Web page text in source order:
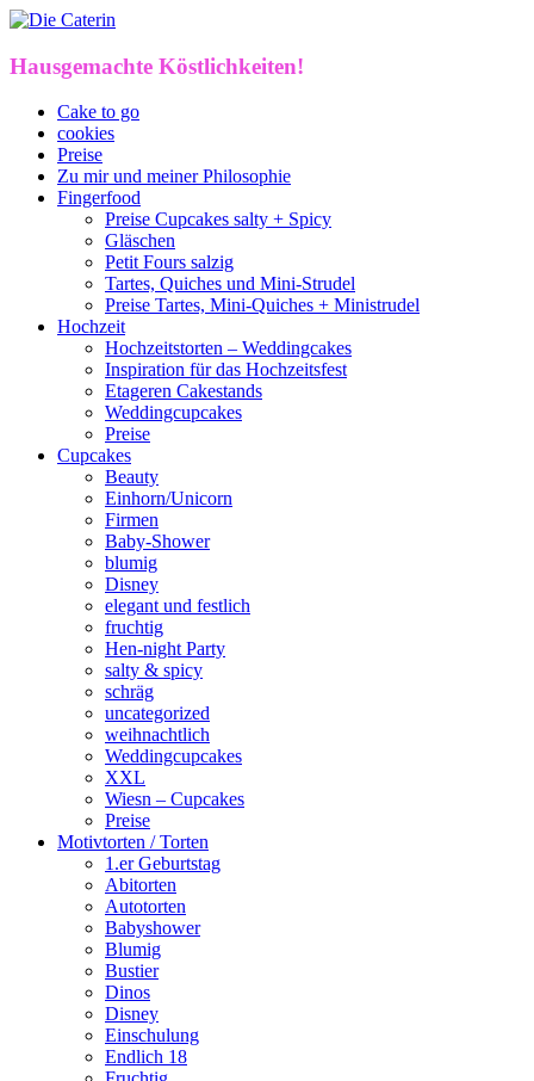
Hausgemachte Köstlichkeiten!
Cake to go
cookies
Preise
Zu mir und meiner Philosophie
Fingerfood
Preise Cupcakes salty + Spicy
Gläschen
Petit Fours salzig
Tartes, Quiches und Mini-Strudel
Preise Tartes, Mini-Quiches + Ministrudel
Hochzeit
Hochzeitstorten – Weddingcakes
Inspiration für das Hochzeitsfest
Etageren Cakestands
Weddingcupcakes
Preise
Cupcakes
Beauty
Einhorn/Unicorn
Firmen
Baby-Shower
blumig
Disney
elegant und festlich
fruchtig
Hen-night Party
salty & spicy
schräg
uncategorized
weihnachtlich
Weddingcupcakes
XXL
Wiesn – Cupcakes
Preise
Motivtorten / Torten
1.er Geburtstag
Abitorten
Autotorten
Babyshower
Blumig
Bustier
Dinos
Disney
Einschulung
Endlich 18